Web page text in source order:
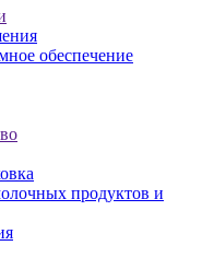
обеспечение
продуктов и